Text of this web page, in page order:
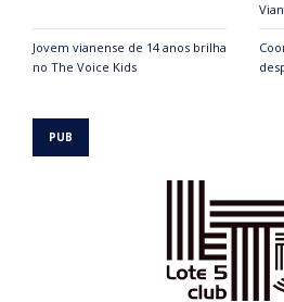
Jovem vianense de 14 anos brilha
no The Voice Kids